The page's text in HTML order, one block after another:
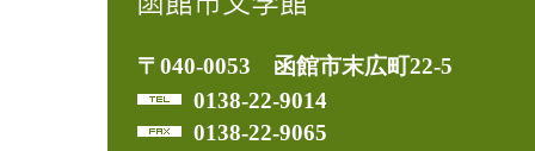
〒040-0053 函館市末広町22-5
0138-22-9014
0138-22-9065